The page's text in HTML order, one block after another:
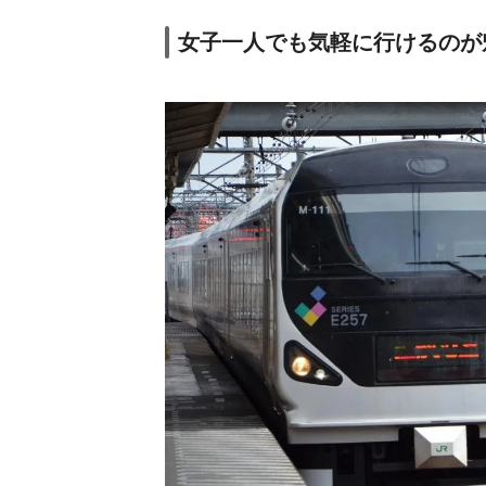
女子一人でも気軽に行けるの